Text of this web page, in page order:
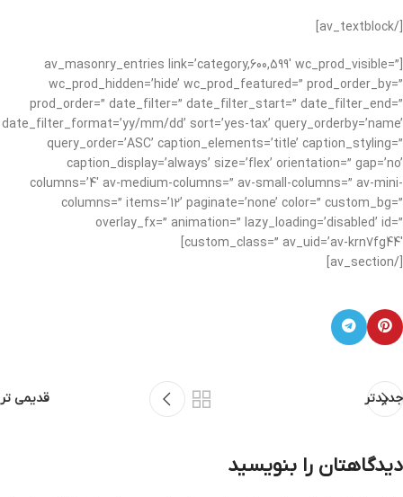
[/av_textblock]
[av_masonry_entries link=’category,600,599′ wc_prod_visible=”
wc_prod_hidden=’hide’ wc_prod_featured=” prod_order_by=”
prod_order=” date_filter=” date_filter_start=” date_filter_end=”
date_filter_format=’yy/mm/dd’ sort=’yes-tax’ query_orderby=’name’
query_order=’ASC’ caption_elements=’title’ caption_styling=”
caption_display=’always’ size=’flex’ orientation=” gap=’no’
columns=’4′ av-medium-columns=” av-small-columns=” av-mini-
columns=” items=’12’ paginate=’none’ color=” custom_bg=”
overlay_fx=” animation=” lazy_loading=’disabled’ id=”
custom_class=” av_uid=’av-krn7fg44′]
[/av_section]
جدیدتر قدیمی تر
دیدگاهتان را بنویسید